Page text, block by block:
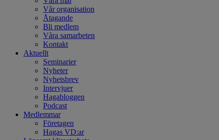
Vår organisation
Åtagande
Bli medlem
Våra samarbeten
Kontakt
Aktuellt
Seminarier
Nyheter
Nyhetsbrev
Intervjuer
Hagabloggen
Podcast
Medlemmar
Företagen
Hagas VD:ar